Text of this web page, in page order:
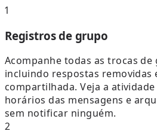
1
Registros de grupo
Acompanhe todas as trocas de
incluindo respostas removidas
compartilhada. Veja a
horários das mensagens e
sem notificar ninguém.
2